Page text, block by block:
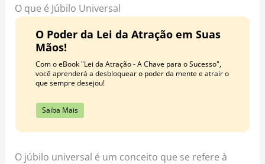
k
m t
O que é Júbilo Universal
O Poder da Lei da Atração em Suas
Mãos!
Com o eBook "Lei da Atração - A Chave para o Sucesso",
você aprenderá a desbloquear o poder da mente e atrair o
que sempre desejou!
Saiba Mais
O júbilo universal é um conceito que se refere à